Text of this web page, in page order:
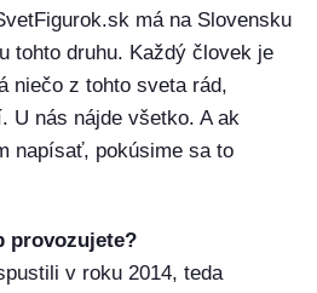
má na Slovensku
tohto druhu. Každý človek je
niečo z tohto sveta rád,
U nás nájde všetko. A ak
napísať, pokúsime sa to
provozujete?
v roku 2014, teda